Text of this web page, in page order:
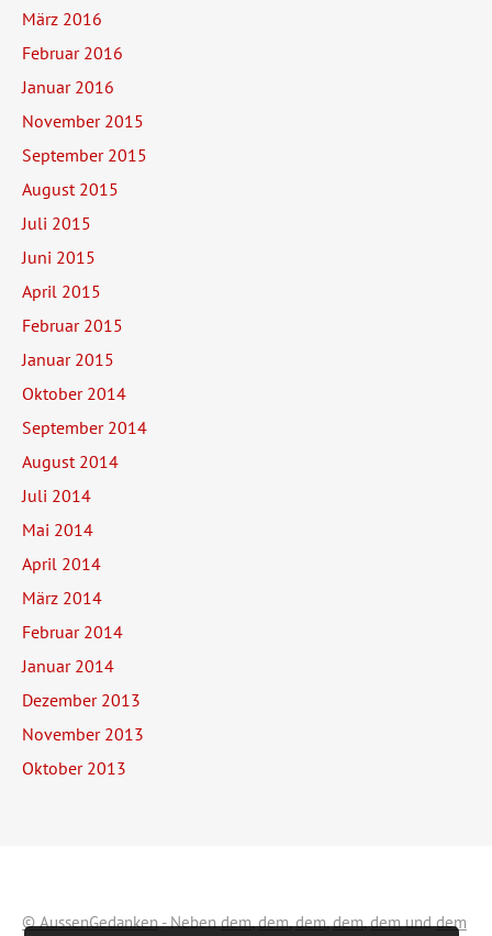
März 2016
Februar 2016
Januar 2016
November 2015
September 2015
August 2015
Juli 2015
Juni 2015
April 2015
Februar 2015
Januar 2015
Oktober 2014
September 2014
August 2014
Juli 2014
Mai 2014
April 2014
März 2014
Februar 2014
Januar 2014
Dezember 2013
November 2013
Oktober 2013
© AussenGedanken- Nebendem,dem,dem,dem,demunddem